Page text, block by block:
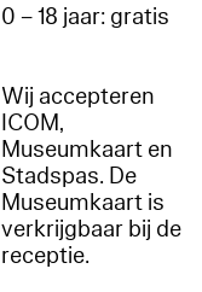
0 – 18 jaar: gratis
Wij accepteren
ICOM,
Museumkaart en
Stadspas. De
Museumkaart is
verkrijgbaar bij de
receptie.